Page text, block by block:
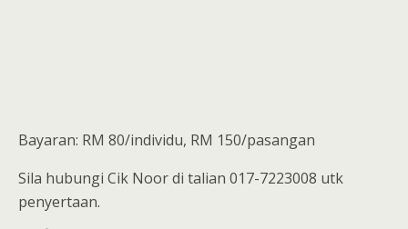
Bayaran: RM 80/individu, RM 150/pasangan
Sila hubungi Cik Noor di talian 017-7223008 utk
penyertaan.